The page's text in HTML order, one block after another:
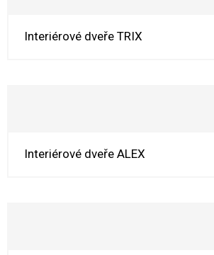
Interiérové dveře TRIX
Interiérové dveře ALEX